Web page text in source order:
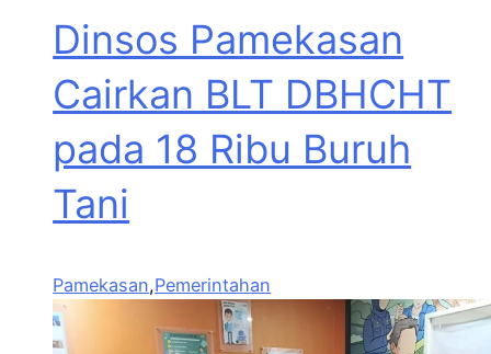
Dinsos Pamekasan
Cairkan BLT DBHCHT
pada 18 Ribu Buruh
Tani
Pamekasan,Pemerintahan